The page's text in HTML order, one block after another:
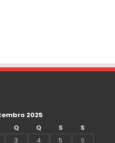
2025
Q Q S
S
3 4 5 6